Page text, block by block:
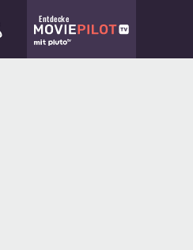
Entdecke